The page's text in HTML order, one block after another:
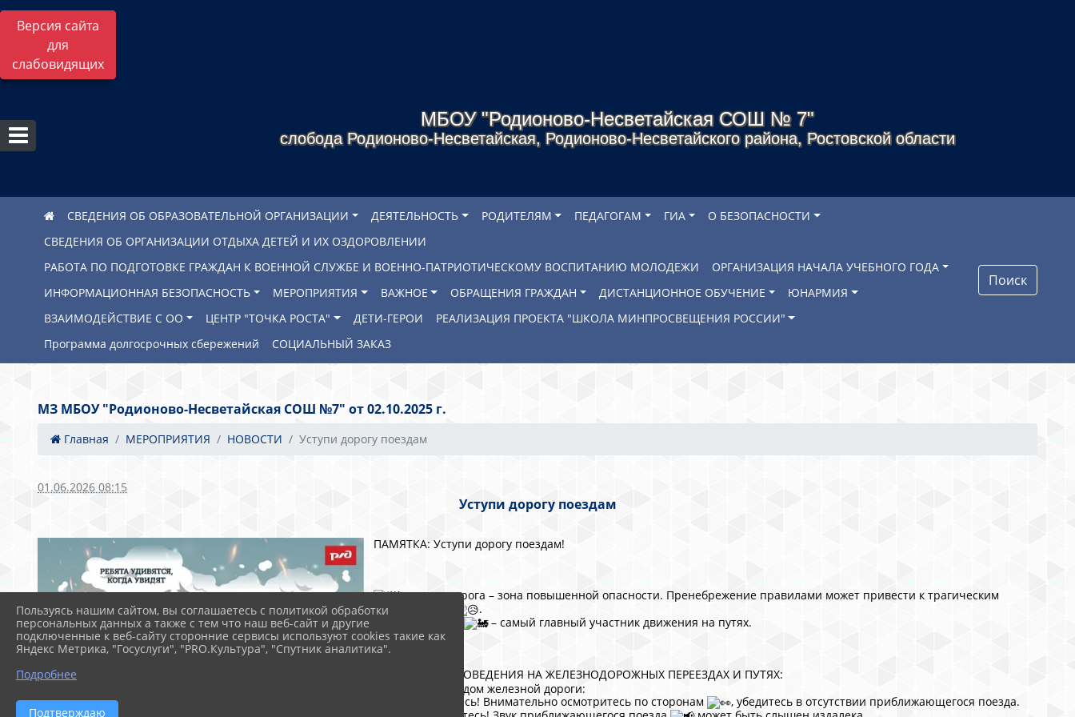
Версия сайта
для
слабовидящих
МБОУ "Родионово-Несветайская СОШ № 7"
слобода Родионово-Несветайская, Родионово-Несветайского района, Ростовской области
СВЕДЕНИЯ ОБ ОБРАЗОВАТЕЛЬНОЙ ОРГАНИЗАЦИИ ДЕЯТЕЛЬНОСТЬ РОДИТЕЛЯМ ПЕДАГОГАМ ГИА
О БЕЗОПАСНОСТИ
СВЕДЕНИЯ ОБ ОРГАНИЗАЦИИ ОТДЫХА ДЕТЕЙ И ИХ ОЗДОРОВЛЕНИИ
РАБОТА ПО ПОДГОТОВКЕ ГРАЖДАН К ВОЕННОЙ СЛУЖБЕ И ВОЕННО-ПАТРИОТИЧЕСКОМУ ВОСПИТАНИЮ МОЛОДЕЖИ
ОРГАНИЗАЦИЯ НАЧАЛА УЧЕБНОГО ГОДА
ИНФОРМАЦИОННАЯ БЕЗОПАСНОСТЬ
МЕРОПРИЯТИЯ ВАЖНОЕ ОБРАЩЕНИЯ ГРАЖДАН ДИСТАНЦИОННОЕ ОБУЧЕНИЕ
ЮНАРМИЯ
ВЗАИМОДЕЙСТВИЕ С ОО
ЦЕНТР "ТОЧКА РОСТА" ДЕТИ-ГЕРОИ
РЕАЛИЗАЦИЯ ПРОЕКТА "ШКОЛА МИНПРОСВЕЩЕНИЯ РОССИИ"
Программа долгосрочных сбережений
СОЦИАЛЬНЫЙ ЗАКАЗ
Поиск
МЗ МБОУ "Родионово-Несветайская СОШ №7" от 02.10.2025 г.
Главная МЕРОПРИЯТИЯ НОВОСТИ Уступи дорогу поездам
01.06.2026 08:15
Уступи дорогу поездам
ПАМЯТКА: Уступи дорогу поездам!
️Железная дорога – зона повышенной опасности. Пренебрежение правилами может привести к трагическим
последствиям
.
– самый главный участник движения на путях.
ПРАВИЛА ПОВЕДЕНИЯ НА ЖЕЛЕЗНОДОРОЖНЫХ ПЕРЕЕЗДАХ И ПУТЯХ:
1. Перед переходом железной дороги:
Остановитесь! Внимательно осмотритесь по сторонам
, убедитесь в отсутствии приближающегося поезда.
Пользуясь нашим сайтом, вы соглашаетесь с политикой обработки
персональных данных а также с тем что наш веб-сайт и другие
подключенные к веб-сайту сторонние сервисы используют cookies такие как
Яндекс Метрика, "Госуслуги", "PRO.Культура", "Спутник аналитика".
Подробнее
Подтверждаю